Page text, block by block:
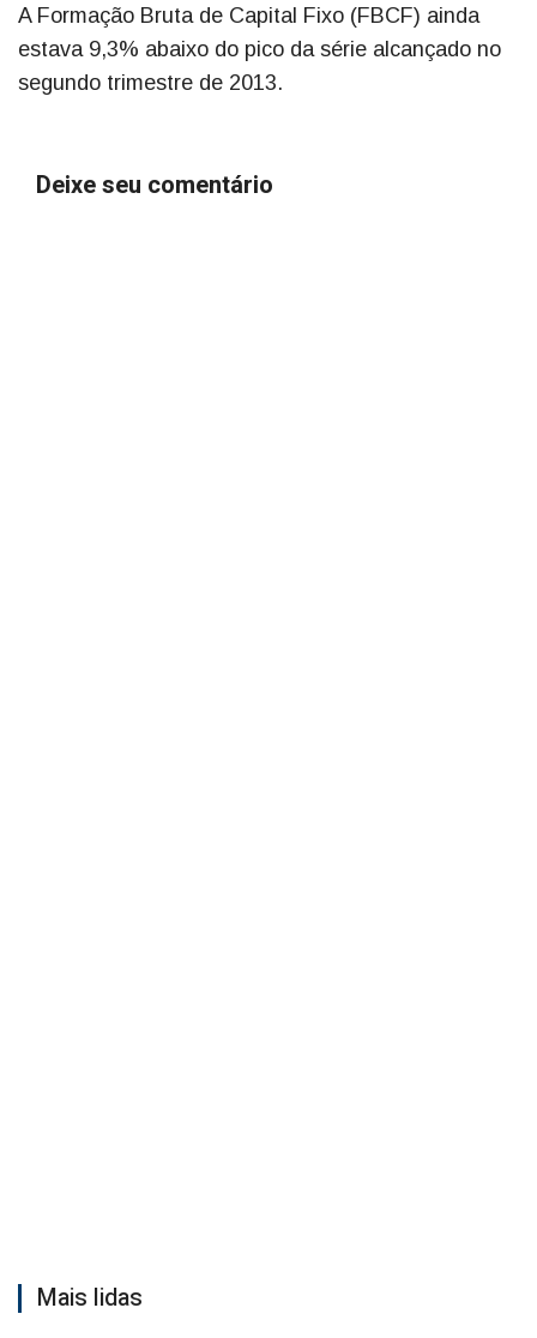
A Formação Bruta de Capital Fixo (FBCF) ainda
estava 9,3% abaixo do pico da série alcançado no
segundo trimestre de 2013.
Deixe seu comentário
Mais lidas